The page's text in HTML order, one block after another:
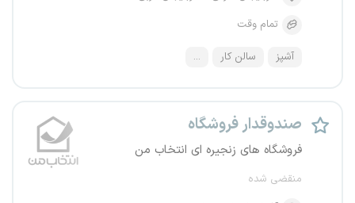
تمام وقت
آشپز سالن کار ...
صندوقدار فروشگاه
فروشگاه های زنجیره ای انتخاب من
منقضی شده